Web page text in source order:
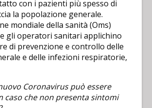
con i pazienti più spesso di
la popolazione generale.
mondiale della sanità (Oms)
gli operatori sanitari applichino
di prevenzione e controllo delle
e delle infezioni respiratorie,
Coronavirus può essere
caso che non presenta sintomi